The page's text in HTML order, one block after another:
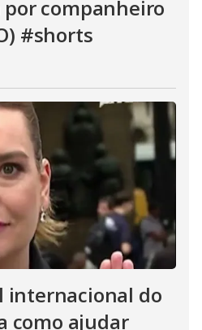
companheiro
#shorts
internacional do
como ajudar